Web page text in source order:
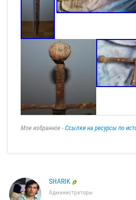
Мое избранное - Ссылки на ресурсы по
SHARIK
Администраторы